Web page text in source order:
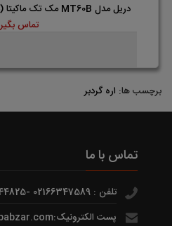
دریل مدل MT60B مک تک ماکیتا (سه نظام اتوماتیک)
تماس
برچسب ها: اره گردبر
تماس با ما
تلفن : 02166347589 -02166344825
پست الکترونیک:info@vipabzar.com